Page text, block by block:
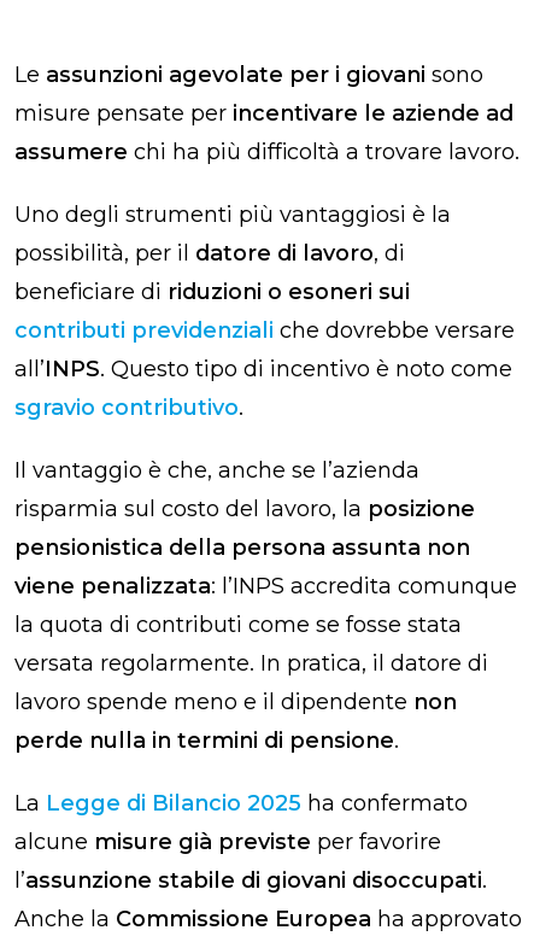
Le assunzioni agevolate per i giovani sono
misure pensate per incentivare le aziende ad
assumere chi ha più difficoltà a trovare lavoro.
Uno degli strumenti più vantaggiosi è la
possibilità, per il datore di lavoro, di
beneficiare di riduzioni o esoneri sui
contributi previdenziali che dovrebbe versare
all’INPS. Questo tipo di incentivo è noto come
sgravio contributivo.
Il vantaggio è che, anche se l’azienda
risparmia sul costo del lavoro, la posizione
pensionistica della persona assunta non
viene penalizzata: l’INPS accredita comunque
la quota di contributi come se fosse stata
versata regolarmente. In pratica, il datore di
lavoro spende meno e il dipendente non
perde nulla in termini di pensione.
La Legge di Bilancio 2025 ha confermato
alcune misure già previste per favorire
l’assunzione stabile di giovani disoccupati.
Anche la Commissione Europea ha approvato